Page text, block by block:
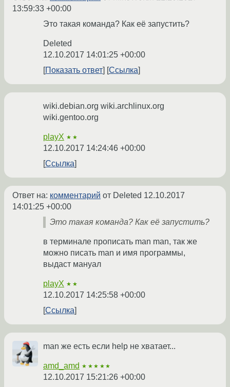
13:59:33 +00:00
Это такая команда? Как её запустить?
Deleted
12.10.2017 14:01:25 +00:00
Показать ответ
Ссылка
wiki.debian.org wiki.archlinux.org
wiki.gentoo.org
playX ★★
12.10.2017 14:24:46 +00:00
Ссылка
Ответ на: комментарий от Deleted 12.10.2017
14:01:25 +00:00
Это такая команда? Как её запустить?
в терминале прописать man man, так же
можно писать man и имя программы,
выдаст мануал
playX ★★
12.10.2017 14:25:58 +00:00
Ссылка
man же есть если help не хватает...
amd_amd ★★★★★
12.10.2017 15:21:26 +00:00